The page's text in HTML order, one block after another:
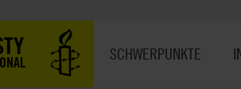
SCHWERPUNKTE